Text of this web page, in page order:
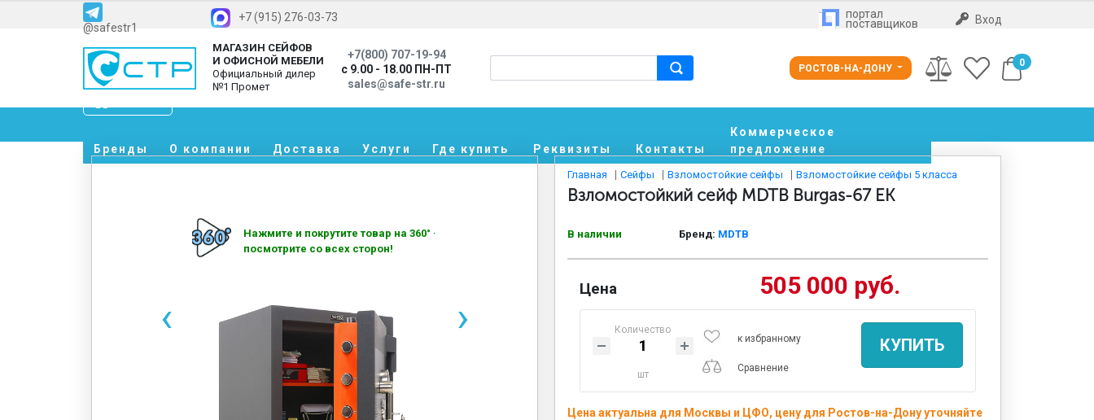
@safestr1
+7 (915) 276-03-73 портал
поставщиков Вход
МАГАЗИН СЕЙФОВ
И ОФИСНОЙ МЕБЕЛИ
Официальный дилер
№1 Промет
+7(800) 707-19-94
с 9.00 - 18.00 ПН-ПТ
sales@safe-str.ru
РОСТОВ-НА-ДОНУ 0
Бренды О компании Доставка Услуги Где купить Реквизиты Контакты
Коммерческое
предложение
Нажмите и покрутите товар на 360° —
посмотрите со всех сторон!
‹ ›
Главная Сейфы Взломостойкие сейфы Взломостойкие сейфы 5 класса
Взломостойкий сейф MDTB Burgas-67 EK
В наличии Бренд: MDTB
Цена 505 000 руб.
Количество
шт
к избранному
Сравнение
КУПИТЬ
Цена актуальна для Москвы и ЦФО, цену для Ростов-на-Дону уточняйте